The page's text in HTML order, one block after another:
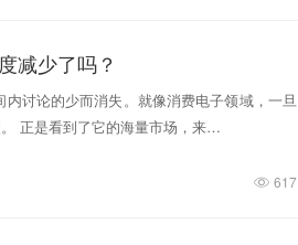
减少了吗？
讨论的少而消失。就像消费电子领域，一旦
正是看到了它的海量市场，来…
617